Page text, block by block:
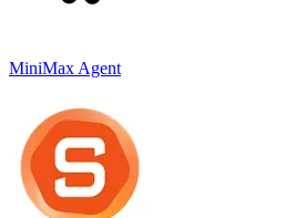
MiniMax Agent